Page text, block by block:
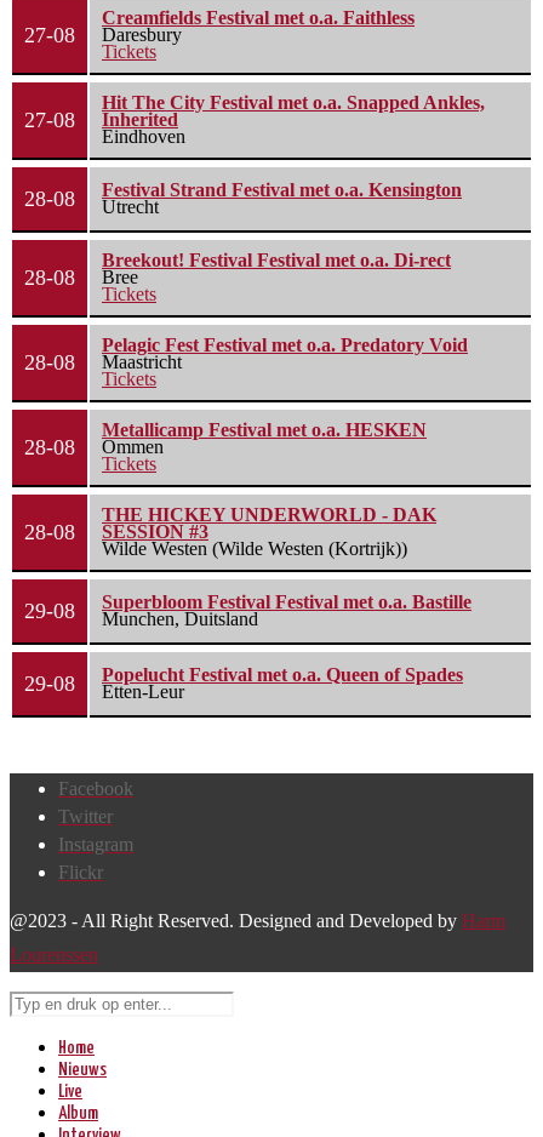
27-08
Creamfields Festival met o.a. Faithless
Daresbury
Tickets
27-08
Hit The City Festival met o.a. Snapped Ankles,
Inherited
Eindhoven
28-08
Festival Strand Festival met o.a. Kensington
Utrecht
28-08
Breekout! Festival Festival met o.a. Di-rect
Bree
Tickets
28-08
Pelagic Fest Festival met o.a. Predatory Void
Maastricht
Tickets
28-08
Metallicamp Festival met o.a. HESKEN
Ommen
Tickets
28-08
THE HICKEY UNDERWORLD - DAK
SESSION #3
Wilde Westen (Wilde Westen (Kortrijk))
29-08
Superbloom Festival Festival met o.a. Bastille
Munchen, Duitsland
29-08
Popelucht Festival met o.a. Queen of Spades
Etten-Leur
Facebook
Twitter
Instagram
Flickr
@2023 - All Right Reserved. Designed and Developed by Harm
Lourenssen
Home
Nieuws
Live
Album